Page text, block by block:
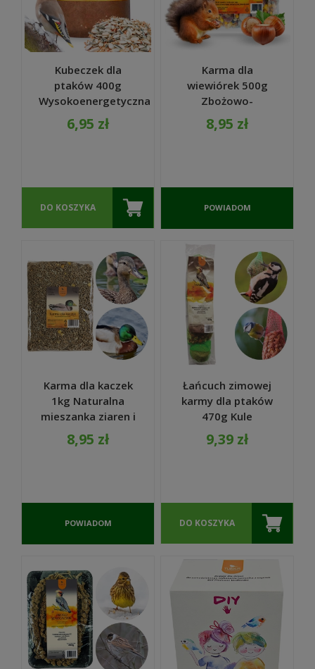
Kubeczek dla
ptaków 400g
Wysokoenergetyczna
karma na zimę z
zawieszką -
6,95 zł
DO KOSZYKA
Karma dla
wiewiórek 500g
Zbożowo-
orzechowa
mieszanka do
8,95 zł
POWIADOM
DOSTĘPNOŚCI
Karma dla kaczek
1kg Naturalna
mieszanka ziaren i
zbóż na zimowe
dokarmianie -
8,95 zł
POWIADOM
DOSTĘPNOŚCI
Łańcuch zimowej
karmy dla ptaków
470g Kule
tłuszczowe i
orzechy ziemne -
9,39 zł
DO KOSZYKA